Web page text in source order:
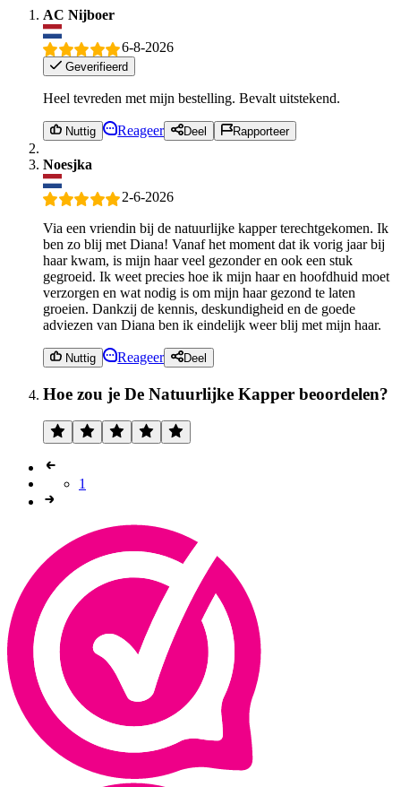
AC Nijboer
6-8-2026
Geverifieerd
Heel tevreden met mijn bestelling. Bevalt uitstekend.
Nuttig Reageer Deel Rapporteer
Noesjka
2-6-2026
Via een vriendin bij de natuurlijke kapper terechtgekomen. Ik
ben zo blij met Diana! Vanaf het moment dat ik vorig jaar bij
haar kwam, is mijn haar veel gezonder en ook een stuk
gegroeid. Ik weet precies hoe ik mijn haar en hoofdhuid moet
verzorgen en wat nodig is om mijn haar gezond te laten
groeien. Dankzij de kennis, deskundigheid en de goede
adviezen van Diana ben ik eindelijk weer blij met mijn haar.
Nuttig Reageer Deel
Hoe zou je De Natuurlijke Kapper beoordelen?
1